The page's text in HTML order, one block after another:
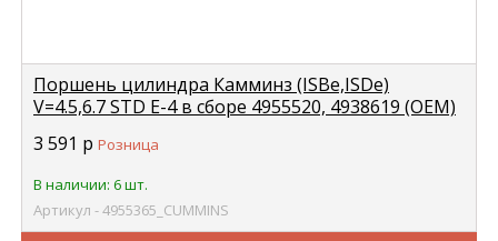
Поршень цилиндра Камминз (ISBe,ISDe)
V=4.5,6.7 STD E-4 в сборе 4955520, 4938619 (OEM)
3 591 р Розница
В наличии: 6 шт.
Артикул - 4955365_CUMMINS